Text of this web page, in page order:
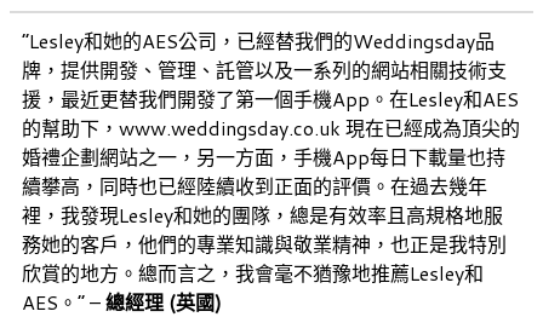
“Lesley和她的AES公司，已經替我們的Weddingsday品
牌，提供開發、管理、託管以及一系列的網站相關技術支
援，最近更替我們開發了第一個手機App。在Lesley和AES
的幫助下，www.weddingsday.co.uk 現在已經成為頂尖的
婚禮企劃網站之一，另一方面，手機App每日下載量也持
續攀高，同時也已經陸續收到正面的評價。在過去幾年
裡，我發現Lesley和她的團隊，總是有效率且高規格地服
務她的客戶，他們的專業知識與敬業精神，也正是我特別
欣賞的地方。總而言之，我會毫不猶豫地推薦Lesley和
AES。” –總經理 (英國)